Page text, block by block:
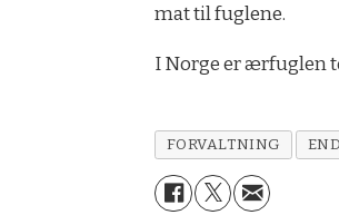
mat til fuglene.
I Norge er ærfuglen
FORVALTNING